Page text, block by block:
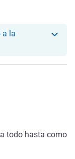
a la
todo hasta como